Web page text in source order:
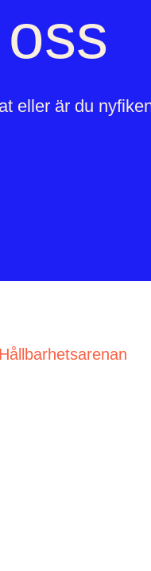
eller är du
Hållbarhetsarenan